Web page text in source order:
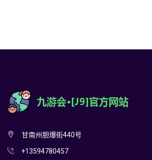
甘南州胆爆街440号
+13594780457